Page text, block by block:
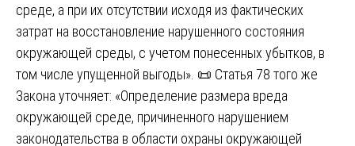
среде, а при их отсутствии исходя из фактических
затрат на восстановление нарушенного состояния
окружающей среды, с учетом понесенных убытков, в
том числе упущенной выгоды». 📜 Статья 78 того же
Закона уточняет: «Определение размера вреда
окружающей среде, причиненного нарушением
законодательства в области охраны окружающей